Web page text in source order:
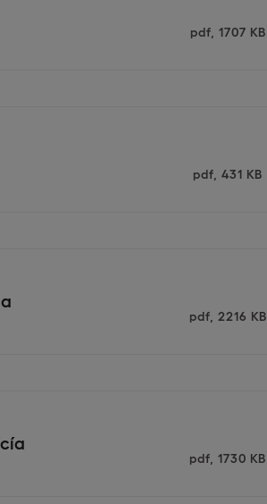
pdf, 1707 KB
pdf, 431 KB
pdf, 2216 KB
pdf, 1730 KB